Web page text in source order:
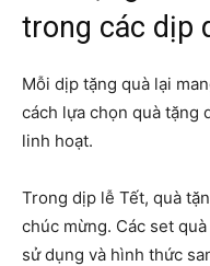
trong các dịp
Mỗi dịp tặng quà lại
cách lựa chọn quà tặng
linh hoạt.
Trong dịp lễ Tết, quà
chúc mừng. Các set
sử dụng và hình thức